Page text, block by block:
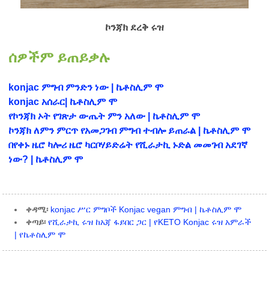
ኮንጃክ ደረቅ ሩዝ
ሰዎችም ይጠይቃሉ
konjac ምግብ ምንድን ነው | ኬቶስሊም ሞ
konjac አሰራር| ኬቶስሊም ሞ
የኮንጃክ ኦት የገጽታ ውጤት ምን አለው | ኬቶስሊም ሞ
ኮንጃክ ለምን ምርጥ የአመጋገብ ምግብ ተብሎ ይጠራል | ኬቶስሊም ሞ
በየቀኑ ዜሮ ካሎሪ ዜሮ ካርቦሃይድሬት የሺራታኪ ኑድል መመገብ አደገኛ
ነው? | ኬቶስሊም ሞ
ቀዳሚ፡ konjac ሥር ምግቦች Konjac vegan ምግብ | ኬቶስሊም ሞ
ቀጣይ፡ የሺራታኪ ሩዝ ከአጃ ፋይበር ጋር | የKETO Konjac ሩዝ አምራች
| የኬቶስሊም ሞ